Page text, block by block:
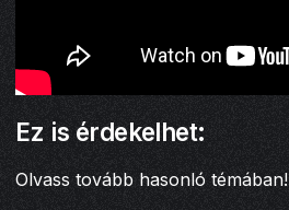
Ez is érdekelhet:
Olvass tovább hasonló témában!